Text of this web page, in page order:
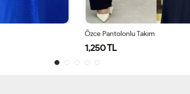
Özce Pantolonlu Takım
1,250 TL